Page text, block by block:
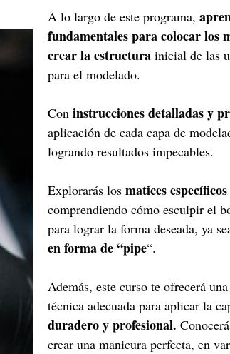
A lo largo de este programa,
fundamentales para colocar los
crear la estructura inicial de las
para el modelado.
Con instrucciones detalladas y
aplicación de cada capa de
logrando resultados impecables.
Explorarás los matices
comprendiendo cómo esculpir el
para lograr la forma deseada, ya
en forma de “pipe“.
Además, este curso te ofrecerá
técnica adecuada para aplicar la
duradero y profesional.
crear una manicura perfecta, en